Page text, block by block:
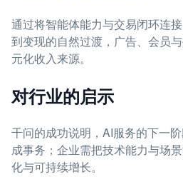
通过将智能体能力与交易闭环连
到变现的自然过渡，广告、会员
元化收入来源。
对行业的启示
千问的成功说明，AI服务的下一
成事务；企业需把技术能力与场
化与可持续增长。